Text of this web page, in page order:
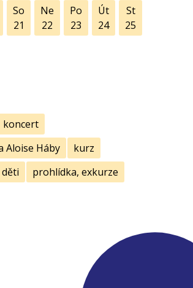
So
21
Ne
22
Po
23
Út
24
St
25
koncert
Aloise Háby
kurz
prohlídka, exkurze